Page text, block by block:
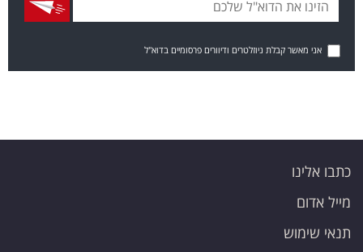
אני מאשר קבלת ניוזלטרים ודיוורים פרסומיים בדוא"ל
כתבו אלינו
מייל אדום
תנאי שימוש